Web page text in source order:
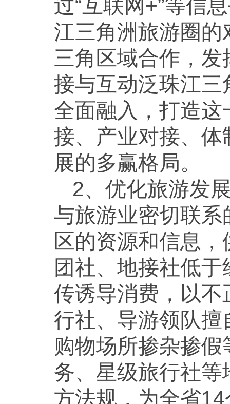
过“互联网+”等信
江三角洲旅游圈
三角区域合作，
接与互动泛珠江
全面融入，打造这
接、产业对接、
展的多赢格局。
2、优化旅游发
与旅游业密切联
区的资源和信息
团社、地接社低
传诱导消费，以
行社、导游领队
购物场所掺杂掺
务、星级旅行社
方法规，为全省